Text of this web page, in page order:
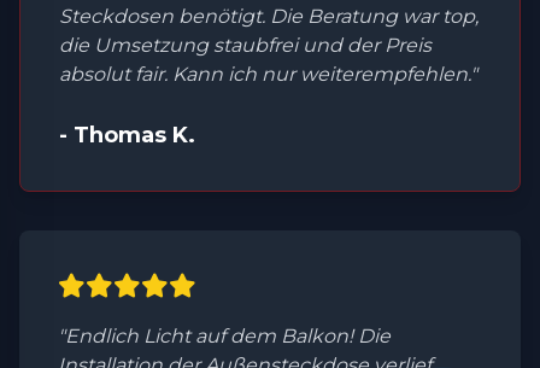
Steckdosen benötigt. Die Beratung war top,
die Umsetzung staubfrei und der Preis
absolut fair. Kann ich nur weiterempfehlen."
- Thomas K.
"Endlich Licht auf dem Balkon! Die